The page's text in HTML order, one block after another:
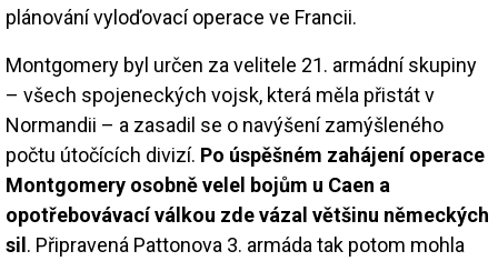
plánování vyloďovací operace ve Francii.
Montgomery byl určen za velitele 21. armádní skupiny
– všech spojeneckých vojsk, která měla přistát v
Normandii – a zasadil se o navýšení zamýšleného
počtu útočících divizí. Po úspěšném zahájení operace
Montgomery osobně velel bojům u Caen a
opotřebovávací válkou zde vázal většinu německých
sil. Připravená Pattonova 3. armáda tak potom mohla